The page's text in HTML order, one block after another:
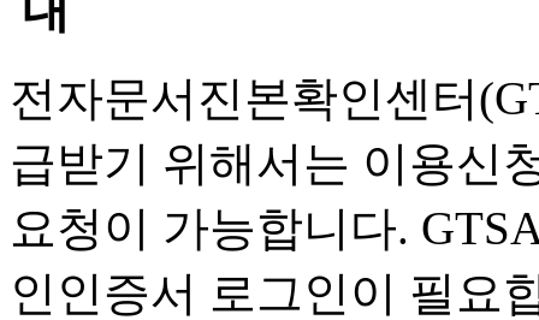
전자문서진본확인센터
급받기 위해서는 이용신
요청이 가능합니다.
인인증서 로그인이 필요